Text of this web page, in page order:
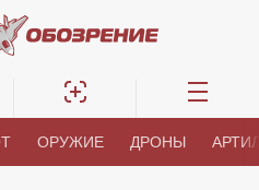
ОРУЖИЕ ДРОНЫ